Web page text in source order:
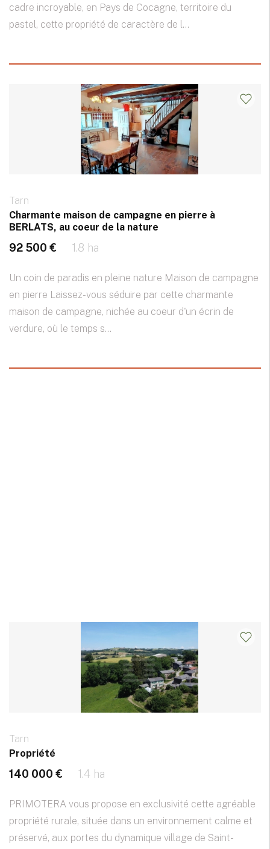
cadre incroyable, en Pays de Cocagne, territoire du
pastel, cette propriété de caractère de l...
Tarn
Charmante maison de campagne en pierre à
BERLATS, au coeur de la nature
92 500 € 1.8 ha
Un coin de paradis en pleine nature Maison de campagne
en pierre Laissez-vous séduire par cette charmante
maison de campagne, nichée au coeur d'un écrin de
verdure, où le temps s...
Tarn
Propriété
140 000 € 1.4 ha
PRIMOTERA vous propose en exclusivité cette agréable
propriété rurale, située dans un environnement calme et
préservé, aux portes du dynamique village de Saint-